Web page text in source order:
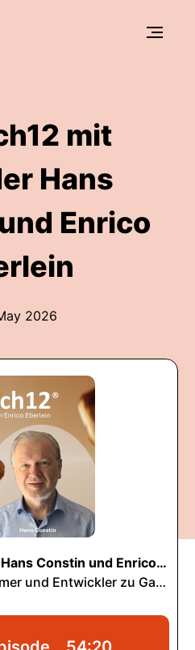
mit
Hans
Enrico
2026